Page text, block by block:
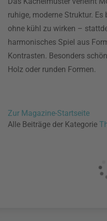
ruhige, moderne Struktur.
ohne kühl zu wirken –
harmonisches Spiel aus
Kontrasten. Besonders
Holz oder runden Formen.
Zur Magazine-Startseite
Alle Beiträge der Kategorie